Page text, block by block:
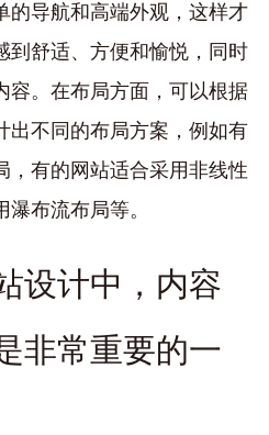
的导航和高端外观，这样才
到舒适、方便和愉悦，同时
容。在布局方面，可以根据
出不同的布局方案，例如有
，有的网站适合采用非线性
布流布局等。
设计中，内容
非常重要的一